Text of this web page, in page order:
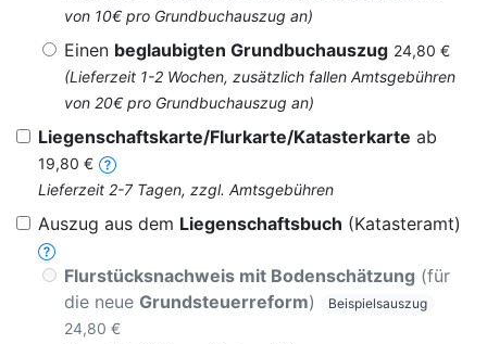
von 10€ pro Grundbuchauszug an)
Einen beglaubigten Grundbuchauszug 24,80 €
(Lieferzeit 1-2 Wochen, zusätzlich fallen Amtsgebühren
von 20€ pro Grundbuchauszug an)
Liegenschaftskarte/Flurkarte/Katasterkarte ab
19,80 €
Lieferzeit 2-7 Tagen, zzgl. Amtsgebühren
Auszug aus dem Liegenschaftsbuch (Katasteramt)
Flurstücksnachweis mit Bodenschätzung (für
die neue Grundsteuerreform) Beispielsauszug
24,80 €